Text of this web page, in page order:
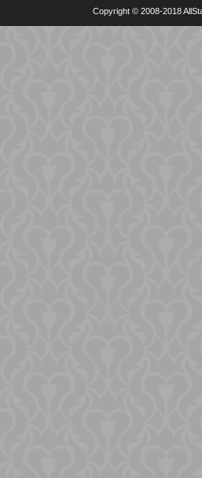
Copyright © 2008-2018